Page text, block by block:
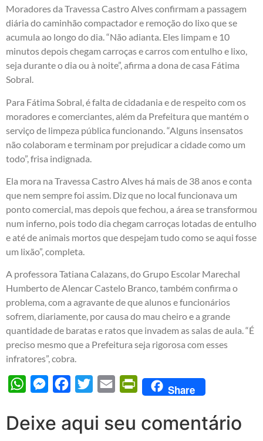
Moradores da Travessa Castro Alves confirmam a passagem
diária do caminhão compactador e remoção do lixo que se
acumula ao longo do dia. “Não adianta. Eles limpam e 10
minutos depois chegam carroças e carros com entulho e lixo,
seja durante o dia ou à noite”, afirma a dona de casa Fátima
Sobral.
Para Fátima Sobral, é falta de cidadania e de respeito com os
moradores e comerciantes, além da Prefeitura que mantém o
serviço de limpeza pública funcionando. “Alguns insensatos
não colaboram e terminam por prejudicar a cidade como um
todo”, frisa indignada.
Ela mora na Travessa Castro Alves há mais de 38 anos e conta
que nem sempre foi assim. Diz que no local funcionava um
ponto comercial, mas depois que fechou, a área se transformou
num inferno, pois todo dia chegam carroças lotadas de entulho
e até de animais mortos que despejam tudo como se aqui fosse
um lixão”, completa.
A professora Tatiana Calazans, do Grupo Escolar Marechal
Humberto de Alencar Castelo Branco, também confirma o
problema, com a agravante de que alunos e funcionários
sofrem, diariamente, por causa do mau cheiro e a grande
quantidade de baratas e ratos que invadem as salas de aula. “É
preciso mesmo que a Prefeitura seja rigorosa com esses
infratores”, cobra.
WhatsAppMessengerFacebook
Twitter Email PrintFriendly
Share
Deixe aqui seu comentário